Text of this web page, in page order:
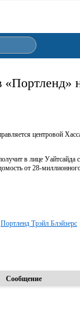
«Портленд»
центровой
в лице Уайтсайда
от 28-
Портленд Трэйл Блэйзерс
Сообщение